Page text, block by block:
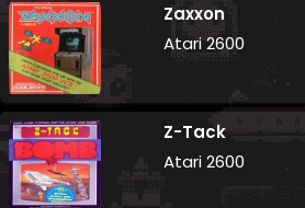
Zaxxon
Atari 2600
Z-Tack
Atari 2600